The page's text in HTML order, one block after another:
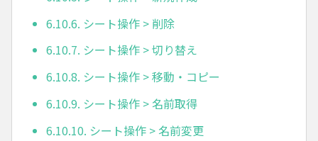
6.10.6. シート操作 > 削除
6.10.7. シート操作 > 切り替え
6.10.8. シート操作 > 移動・コピー
6.10.9. シート操作 > 名前取得
6.10.10. シート操作 > 名前変更